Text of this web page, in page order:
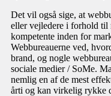
Det vil også sige, at
eller vejledere i forhold til
kompetente inden for
Webbureauerne ved,
brand, og nogle
sociale medier / SoMe.
nemlig en af de mest
årti og kan virkelig rykke